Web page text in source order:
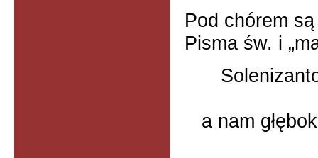
Pod chórem
Pisma św. i
a nam